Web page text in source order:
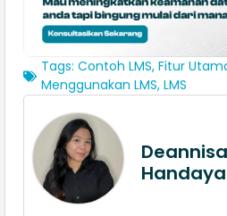
Tags: Contoh LMS, Fitur
Menggunakan LMS, LMS